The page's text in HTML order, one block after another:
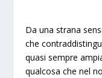
Da una strana
che
quasi sempre
qualcosa che nel